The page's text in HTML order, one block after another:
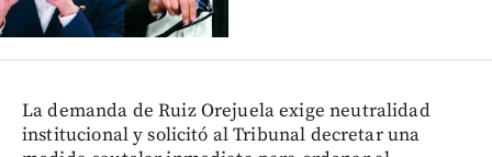
La demanda de Ruiz Orejuela exige neutralidad
institucional y solicitó al Tribunal decretar una